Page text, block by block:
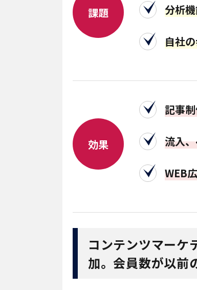
課題 分析
自社
効果
記事
流入
WEB
コンテンツマーケ
加。会員数が以前